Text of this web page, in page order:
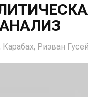
Карабах, Ризван